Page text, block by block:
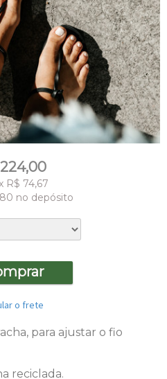
224,00
R$ 74,67
no depósito
o frete
para ajustar o fio
reciclada.